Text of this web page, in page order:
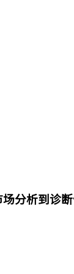
分析到诊